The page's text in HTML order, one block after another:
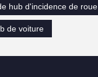
hub d'incidence de roue
de voiture